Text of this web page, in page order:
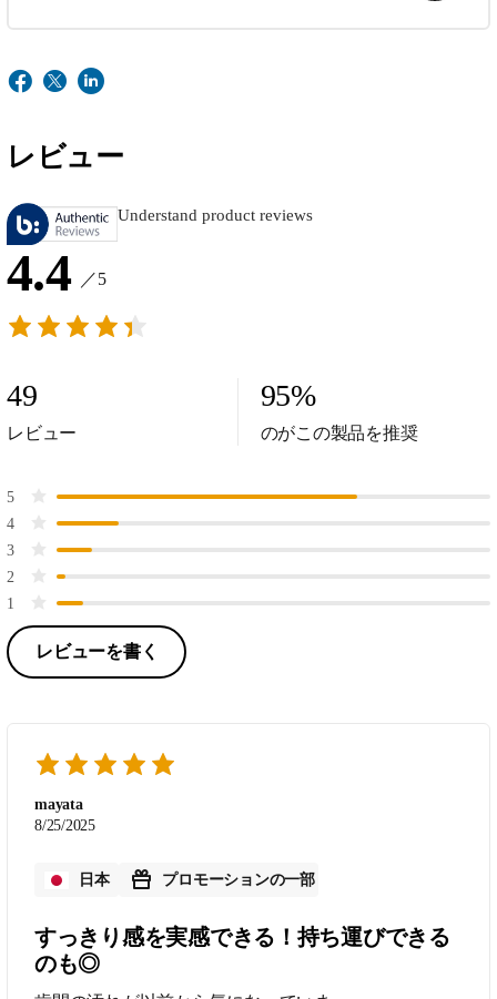
レビュー
Understand product reviews
4.4 ／5
49
レビュー
95%
のがこの製品を推奨
5
4
3
2
1
レビューを書く
mayata
8/25/2025
日本 プロモーションの一部
すっきり感を実感できる！持ち運びできる
のも◎